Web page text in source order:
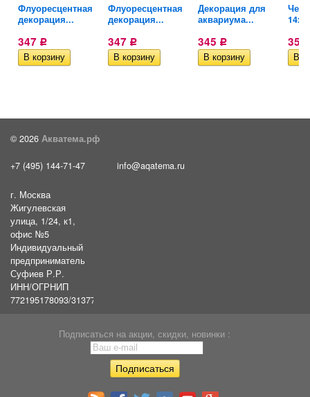
Флуоресцентная
декорация...
347 Р
Флуоресцентная
декорация...
347 Р
Декорация для
аквариума...
345 Р 350
© 2026 Акватема.рф
+7 (495) 144-71-47 info@aqatema.ru
г. Москва
Жигулевская
улица, 1/24, к1,
офис №5
Индивидуальный
предприниматель
Суфиев Р.Р.
ИНН/ОГРНИП
772195178093/31377461610054
Подписаться на акции, скидки, новинки :